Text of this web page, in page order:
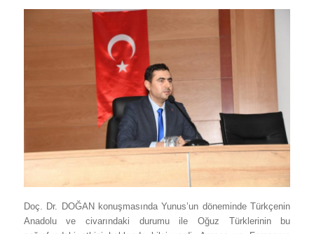
Doç. Dr. DOĞAN konuşmasında Yunus’un döneminde Türkçenin
Anadolu ve civarındaki durumu ile Oğuz Türklerinin bu